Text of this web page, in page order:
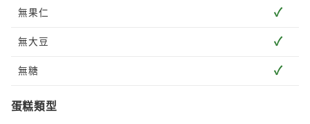
無果仁 ✓
無大豆 ✓
無糖 ✓
蛋糕類型